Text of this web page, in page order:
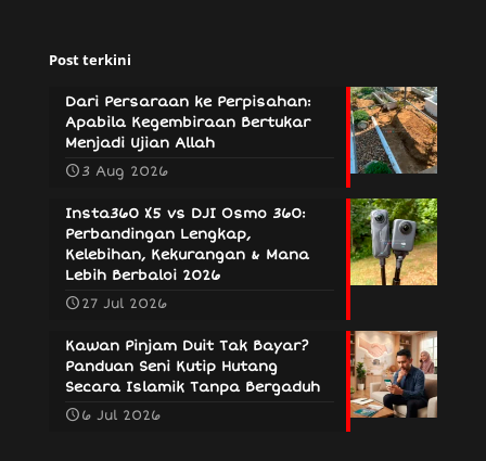
Post terkini
Dari Persaraan ke Perpisahan:
Apabila Kegembiraan Bertukar
Menjadi Ujian Allah
3 Aug 2026
Insta360 X5 vs DJI Osmo 360:
Perbandingan Lengkap,
Kelebihan, Kekurangan & Mana
Lebih Berbaloi 2026
27 Jul 2026
Kawan Pinjam Duit Tak Bayar?
Panduan Seni Kutip Hutang
Secara Islamik Tanpa Bergaduh
6 Jul 2026